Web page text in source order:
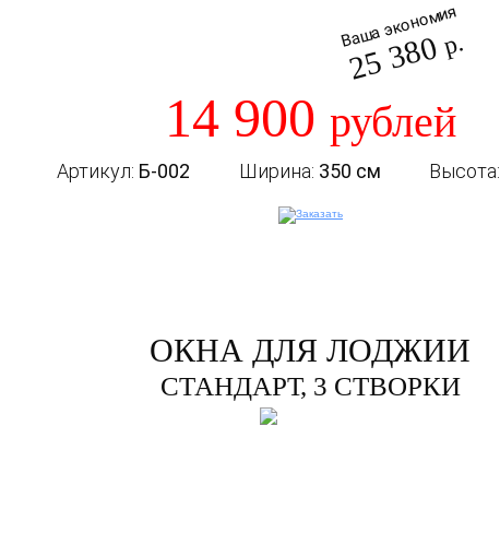
Ваша экономия
25 380р.
14 900 рублей
Артикул: Б-002 Ширина: 350 см Высота:
ОКНА ДЛЯ ЛОДЖИИ
СТАНДАРТ, 3 СТВОРКИ